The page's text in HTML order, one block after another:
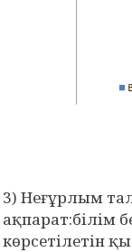
3) Неғұрлым
ақпарат:білім
көрсетілетін